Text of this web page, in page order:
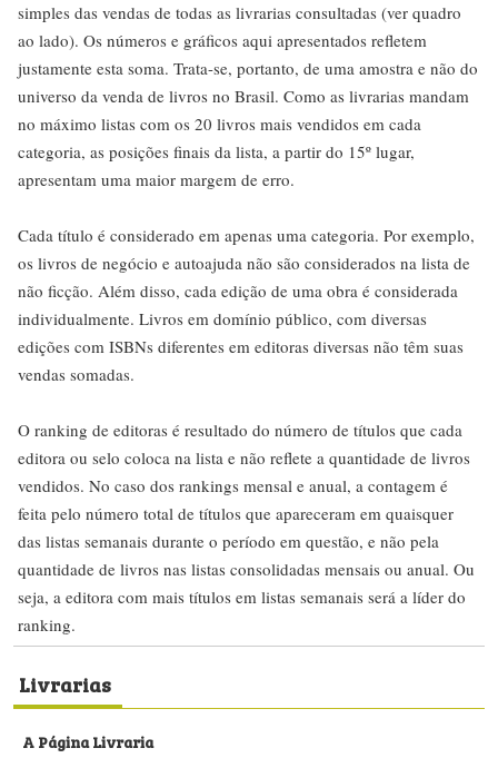
simples das vendas de todas as livrarias consultadas (ver quadro
ao lado). Os números e gráficos aqui apresentados refletem
justamente esta soma. Trata-se, portanto, de uma amostra e não do
universo da venda de livros no Brasil. Como as livrarias mandam
no máximo listas com os 20 livros mais vendidos em cada
categoria, as posições finais da lista, a partir do 15º lugar,
apresentam uma maior margem de erro.
Cada título é considerado em apenas uma categoria. Por exemplo,
os livros de negócio e autoajuda não são considerados na lista de
não ficção. Além disso, cada edição de uma obra é considerada
individualmente. Livros em domínio público, com diversas
edições com ISBNs diferentes em editoras diversas não têm suas
vendas somadas.
O ranking de editoras é resultado do número de títulos que cada
editora ou selo coloca na lista e não reflete a quantidade de livros
vendidos. No caso dos rankings mensal e anual, a contagem é
feita pelo número total de títulos que apareceram em quaisquer
das listas semanais durante o período em questão, e não pela
quantidade de livros nas listas consolidadas mensais ou anual. Ou
seja, a editora com mais títulos em listas semanais será a líder do
ranking.
Livrarias
A Página Livraria